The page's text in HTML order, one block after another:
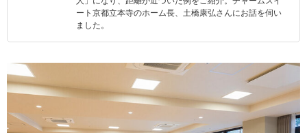
ート京都立本寺のホーム長、土橋康弘さんにお話を伺い
ました。